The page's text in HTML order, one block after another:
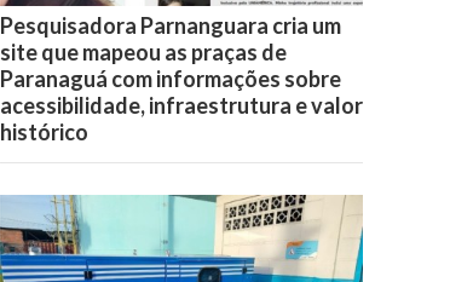
Pesquisadora Parnanguara cria um
site que mapeou as praças de
Paranaguá com informações sobre
acessibilidade, infraestrutura e valor
histórico